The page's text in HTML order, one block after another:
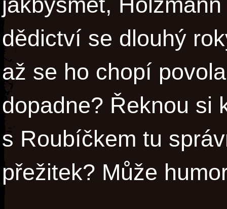
dědictví se dlouhý
až se ho chopí
dopadne? Řeknou si
s Roubíčkem tu
přežitek? Může